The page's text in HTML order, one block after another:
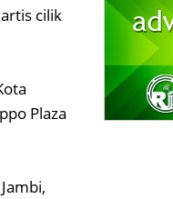
cilik
Plaza